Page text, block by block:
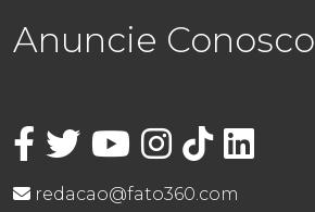
Anuncie Conosco
redacao@fato360.com